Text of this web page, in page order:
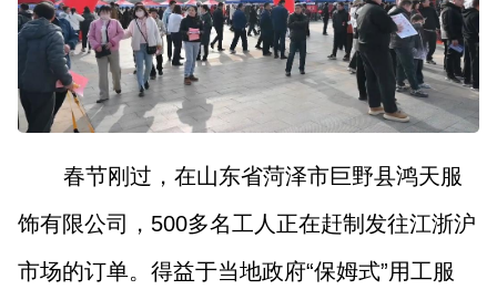
春节刚过，在山东省菏泽市巨野县鸿天服
饰有限公司，500多名工人正在赶制发往江浙沪
市场的订单。得益于当地政府“保姆式”用工服